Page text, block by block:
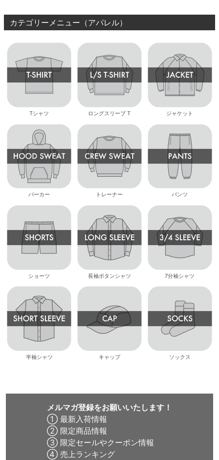
カテゴリーメニュー（アパレル）
Tシャツ ロングスリーブ T ジャケット
パーカー トレーナー パンツ
ショーツ 長袖ボタンシャツ 7分袖シャツ
半袖シャツ キャップ ソックス
メルマガ登録をお願いいたします！
① 最新入荷情報
② 限定商品情報
③ 限定セールやクーポン情報
④ 売上ランキング